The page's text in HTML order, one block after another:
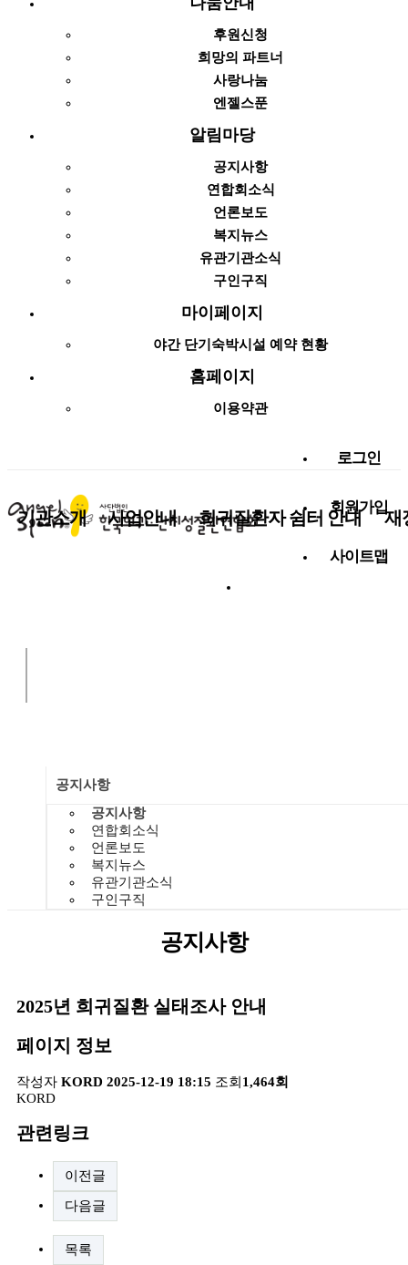
후원신청
희망의 파트너
사랑나눔
엔젤스푼
알림마당
공지사항
연합회소식
언론보도
복지뉴스
유관기관소식
구인구직
마이페이지
야간 단기숙박시설 예약 현황
홈페이지
이용약관
로그인
회원가입
사이트맵
기관소개 사업안내 희귀질환자 쉼터 안내 재
공지사항
공지사항
연합회소식
언론보도
복지뉴스
유관기관소식
구인구직
공지사항
2025년 희귀질환 실태조사 안내
페이지 정보
작성자 KORD 2025-12-19 18:15 조회 1,464회
KORD
관련링크
이전글
다음글
목록